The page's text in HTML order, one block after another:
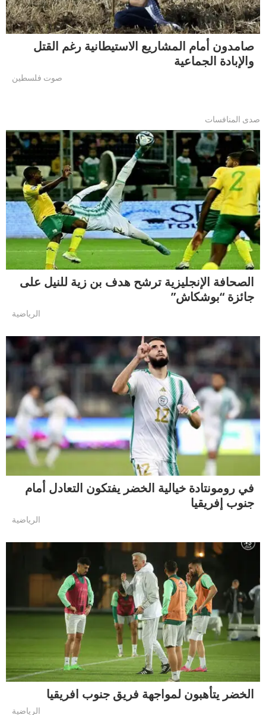
صامدون أمام المشاريع الاستيطانية رغم القتل
والإبادة الجماعية
صوت فلسطين
صدى المنافسات
الصحافة الإنجليزية ترشح هدف بن زية للنيل على
جائزة “بوشكاش”
الرياضية
في رومونتادة خيالية الخضر يفتكون التعادل أمام
جنوب إفريقيا
الرياضية
الخضر يتأهبون لمواجهة فريق جنوب افريقيا
الرياضية